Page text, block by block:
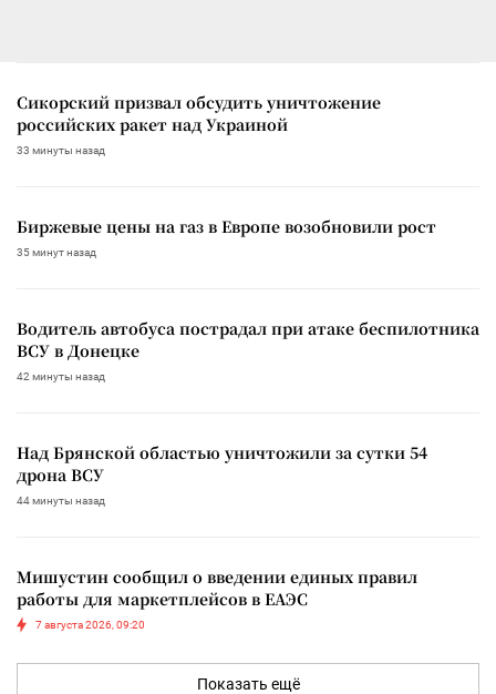
Сикорский призвал обсудить уничтожение
российских ракет над Украиной
33 минуты назад
Биржевые цены на газ в Европе возобновили рост
35 минут назад
Водитель автобуса пострадал при атаке беспилотника
ВСУ в Донецке
42 минуты назад
Над Брянской областью уничтожили за сутки 54
дрона ВСУ
44 минуты назад
Мишустин сообщил о введении единых правил
работы для маркетплейсов в ЕАЭС
7 августа 2026, 09:20
Показать ещё